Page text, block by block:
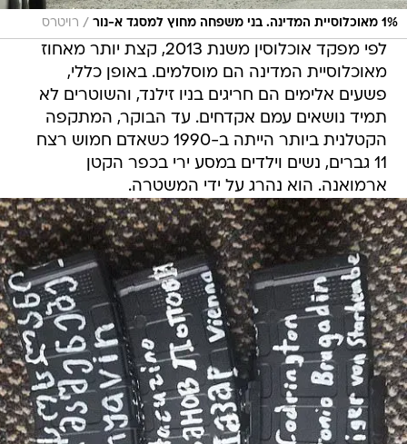
1% מאוכלוסיית המדינה. בני משפחה מחוץ למסגד א-נור / רויטרס
לפי מפקד אוכלוסין משנת 2013, קצת יותר מאחוז
מאוכלוסיית המדינה הם מוסלמים. באופן כללי,
פשעים אלימים הם חריגים בניו זילנד, והשוטרים לא
תמיד נושאים עמם אקדחים. עד הבוקר, המתקפה
הקטלנית ביותר הייתה ב-1990 כשאדם חמוש רצח
11 גברים, נשים וילדים במסע ירי בכפר הקטן
ארמואנה. הוא נהרג על ידי המשטרה.